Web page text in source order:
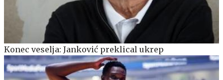
Konec veselja: Janković preklical ukrep